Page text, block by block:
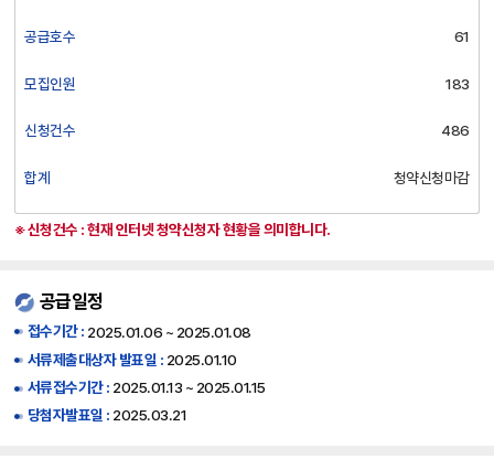
공급호수 61
모집인원 183
신청건수 486
합계 청약신청마감
※ 신청건수 : 현재 인터넷 청약신청자 현황을 의미합니다.
공급일정
접수기간 : 2025.01.06 ~ 2025.01.08
서류제출대상자 발표일 : 2025.01.10
서류접수기간 : 2025.01.13 ~ 2025.01.15
당첨자발표일 : 2025.03.21